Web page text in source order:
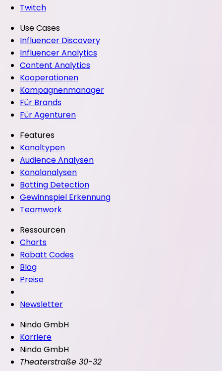
Twitch
Use Cases
Influencer Discovery
Influencer Analytics
Content Analytics
Kooperationen
Kampagnenmanager
Für Brands
Für Agenturen
Features
Kanaltypen
Audience Analysen
Kanalanalysen
Botting Detection
Gewinnspiel Erkennung
Teamwork
Ressourcen
Charts
Rabatt Codes
Blog
Preise
Newsletter
Nindo GmbH
Karriere
Nindo GmbH
Theaterstraße 30-32